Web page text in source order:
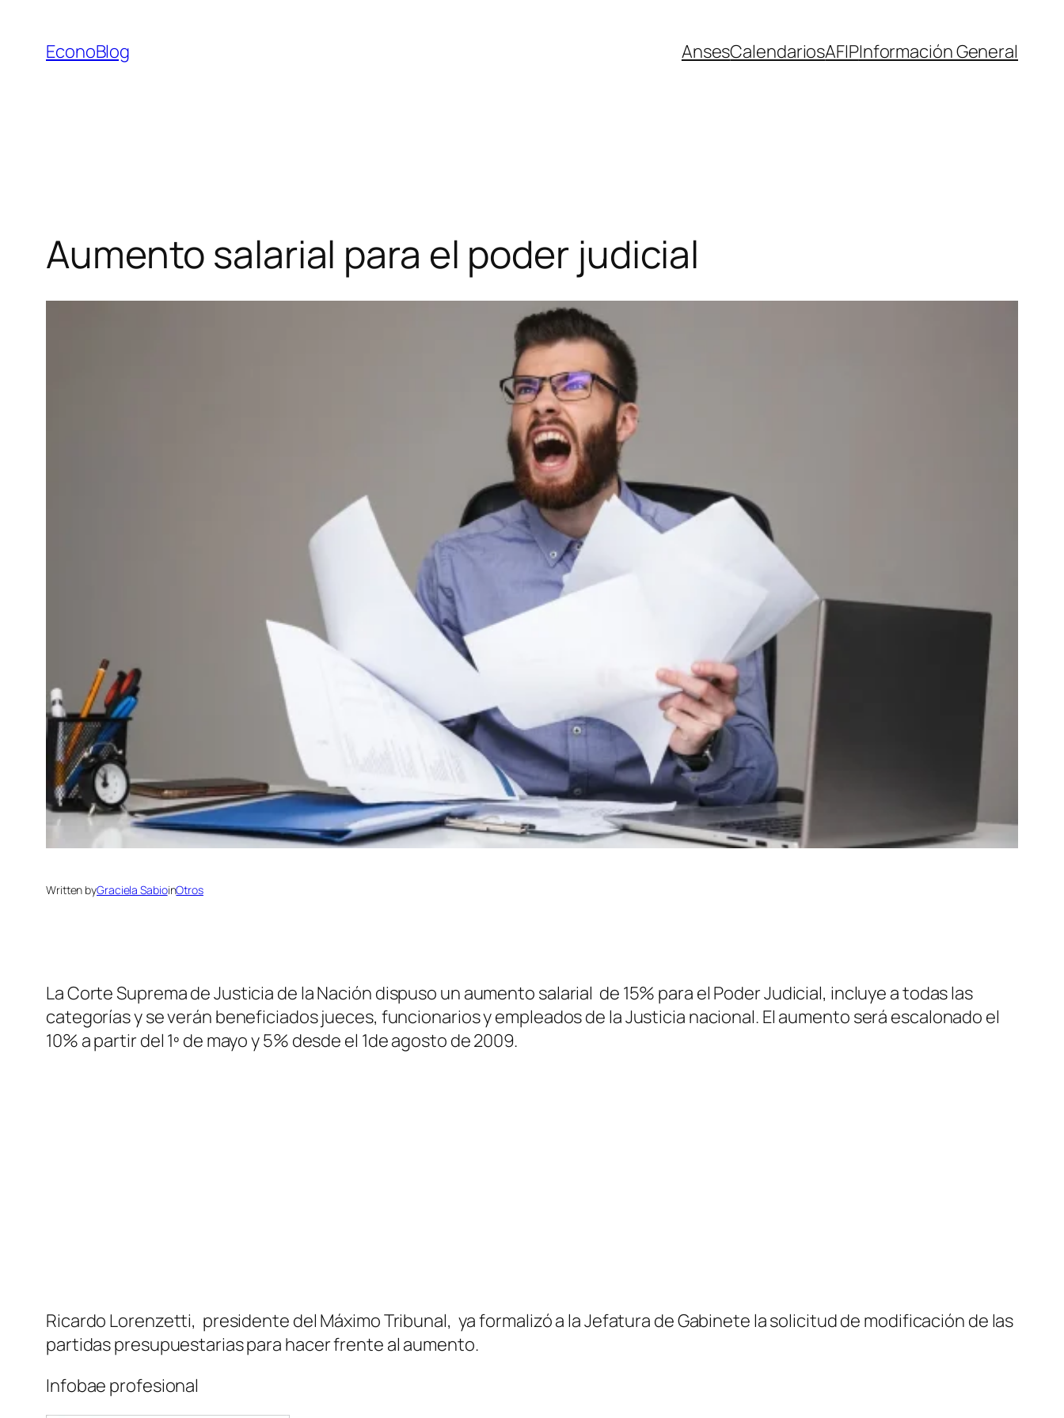
contenido
EconoBlog AnsesCalendariosAFIPInformación General
Aumento salarial para el poder judicial
Written byGraciela SabioinOtros
La Corte Suprema de Justicia de la Nación dispuso un aumento salarial de 15% para el Poder Judicial, incluye a todas las
categorías y se verán beneficiados jueces, funcionarios y empleados de la Justicia nacional. El aumento será escalonado el
10% a partir del 1º de mayo y 5% desde el 1de agosto de 2009.
Ricardo Lorenzetti, presidente del Máximo Tribunal, ya formalizó a la Jefatura de Gabinete la solicitud de modificación de las
partidas presupuestarias para hacer frente al aumento.
Infobae profesional